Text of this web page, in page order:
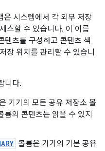
시스템에서 각 외부 저장
스할 수 있습니다. 이 이름
텐츠를 구성하고 콘텐츠 색
장 위치를 관리할 수 있습니
니다.
기기의 모든 공유 저장소 볼
의 콘텐츠는 읽을 수 있지
볼륨은 기기의 기본 공유